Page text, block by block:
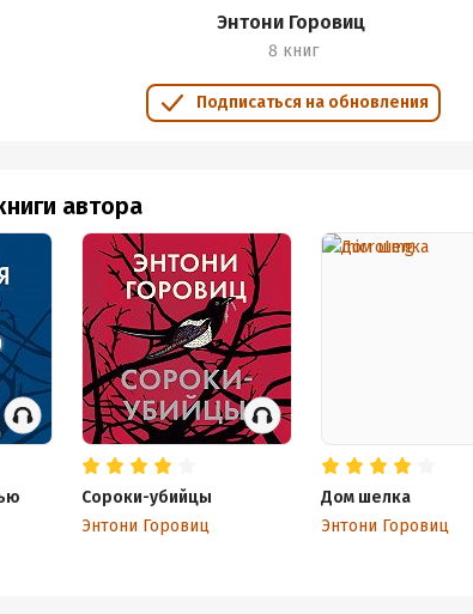
Энтони Горовиц
8 книг
Подписаться на обновления
автора
Сороки-убийцы
Энтони Горовиц
Дом шелка
Энтони Горовиц